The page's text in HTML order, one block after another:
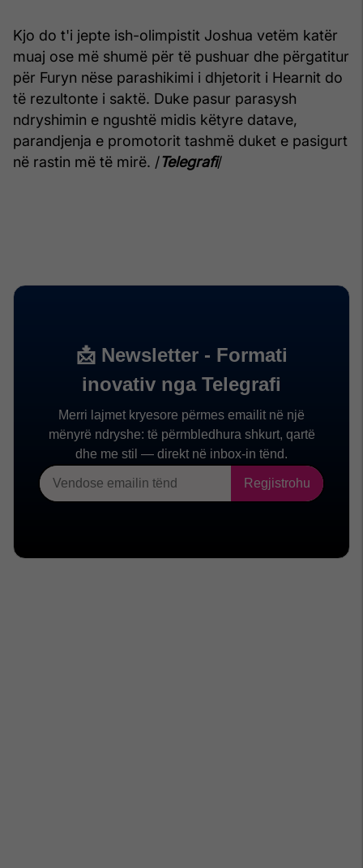
Kjo do t'i jepte ish-olimpistit Joshua vetëm katër
muaj ose më shumë për të pushuar dhe përgatitur
për Furyn nëse parashikimi i dhjetorit i Hearnit do
të rezultonte i saktë. Duke pasur parasysh
ndryshimin e ngushtë midis këtyre datave,
parandjenja e promotorit tashmë duket e pasigurt
në rastin më të mirë. /Telegrafi/